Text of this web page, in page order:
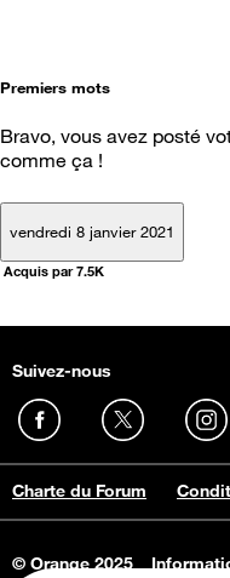
Premiers mots
Bravo, vous avez posté
comme ça !
vendredi 8 janvier 2021
Acquis par 7.5K
Suivez-nous
Charte du Forum
© Orange 2025